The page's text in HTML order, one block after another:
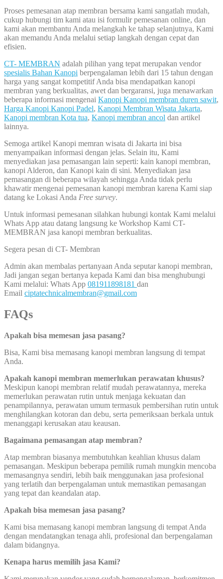
Proses pemesanan atap membran bersama kami sangatlah mudah,
cukup hubungi tim kami atau isi formulir pemesanan online, dan
kami akan membantu Anda melangkah ke tahap selanjutnya, Kami
akan memandu Anda melalui setiap langkah dengan cepat dan
efisien.
CT- MEMBRAN adalah pilihan yang tepat merupakan vendor
spesialis Bahan Kanopi berpengalaman lebih dari 15 tahun dengan
harga yang sangat kompetitif Anda bisa mendapatkan kanopi
membran yang berkualitas, awet dan bergaransi, juga menawarkan
beberapa informasi mengenai Kanopi Kanopi membran duren sawit,
Harga Kanopi Kanopi Padel, Kanopi Membran Wisata Jakarta,
Kanopi membran Kota tua, Kanopi membran ancol dan artikel
lainnya.
Semoga artikel Kanopi memran wisata di Jakarta ini bisa
menyampaikan informasi dengan jelas. Selain itu, Kami
menyediakan jasa pemasangan lain seperti: kain kanopi membran,
kanopi Alderon, dan Kanopi kain di sini. Menyediakan jasa
pemasangan di beberapa wilayah sehingga Anda tidak perlu
khawatir mengenai pemesanan kanopi membran karena Kami siap
datang ke Lokasi Anda Free survey.
Untuk informasi pemesanan silahkan hubungi kontak Kami melalui
Whats App atau datang langsung ke Workshop Kami CT-
MEMBRAN jasa kanopi membran berkualitas.
Segera pesan di CT- Membran
Admin akan membalas pertanyaan Anda seputar kanopi membran,
Jadi jangan segan bertanya kepada Kami dan bisa menghubungi
Kami melalui: Whats App 081911898181 dan
Email ciptatechnicalmembran@gmail.com
FAQs
Apakah bisa memesan jasa pasang?
Bisa, Kami bisa memasang kanopi membran langsung di tempat
Anda.
Apakah kanopi membran memerlukan perawatan khusus?
Meskipun kanopi membran relatif mudah perawatannya, mereka
memerlukan perawatan rutin untuk menjaga kekuatan dan
penampilannya, perawatan umum termasuk pembersihan rutin untuk
menghilangkan kotoran dan debu, serta pemeriksaan berkala untuk
menanggapi kerusakan atau keausan.
Bagaimana pemasangan atap membran?
Atap membran biasanya membutuhkan keahlian khusus dalam
pemasangan. Meskipun beberapa pemilik rumah mungkin mencoba
memasangnya sendiri, lebih baik menggunakan jasa profesional
yang terlatih dan berpengalaman untuk memastikan pemasangan
yang tepat dan keandalan atap.
Apakah bisa memesan jasa pasang?
Kami bisa memasang kanopi membran langsung di tempat Anda
dengan mendatangkan tenaga ahli, profesional dan berpengalaman
dalam bidangnya.
Kenapa harus memilih jasa Kami?